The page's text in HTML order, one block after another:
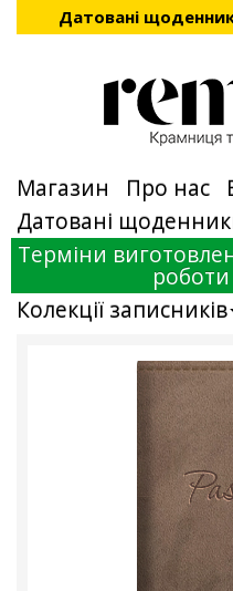
Датовані щоденник
Магазин Про нас
Датовані
Терміни
роботи
Колекції записників